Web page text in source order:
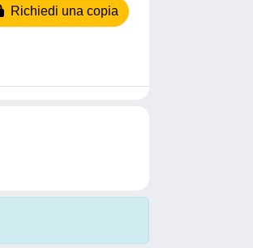
Richiedi una copia